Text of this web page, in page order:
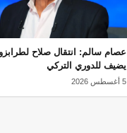
عصام سالم: انتقال صلاح
يضيف للدوري التركي
5 أغسطس 2026